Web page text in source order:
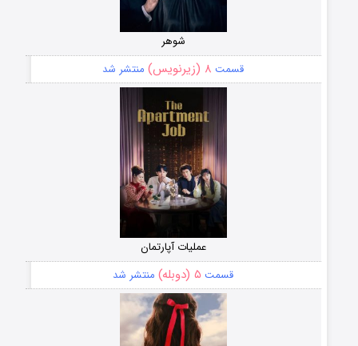
شوهر
قسمت ۸ (زیرنویس) منتشر شد
عملیات آپارتمان
قسمت ۵ (دوبله) منتشر شد